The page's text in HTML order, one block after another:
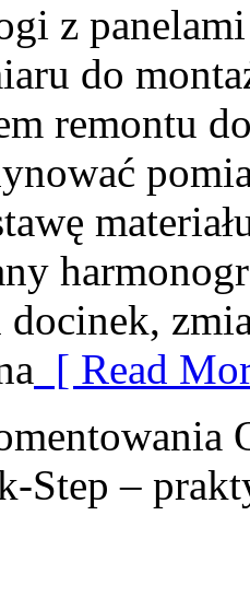
z
do
remontu
docinek,
[ Read
Step –